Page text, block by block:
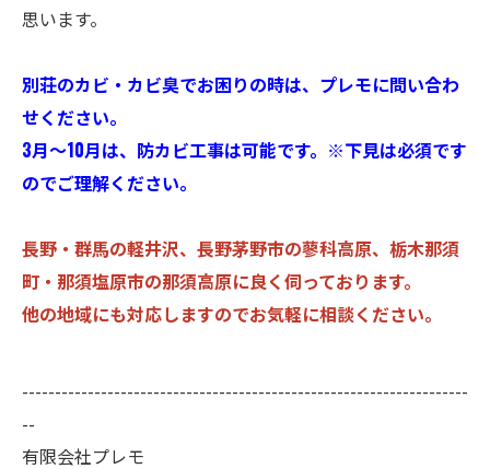
思います。
別荘のカビ・カビ臭でお困りの時は、プレモに問い合わ
せください。
3月～10月は、防カビ工事は可能です。※下見は必須です
のでご理解ください。
長野・群馬の軽井沢、長野茅野市の蓼科高原、栃木那須
町・那須塩原市の那須高原に良く伺っております。
他の地域にも対応しますのでお気軽に相談ください。
--------------------------------------------------------------------
--
有限会社プレモ